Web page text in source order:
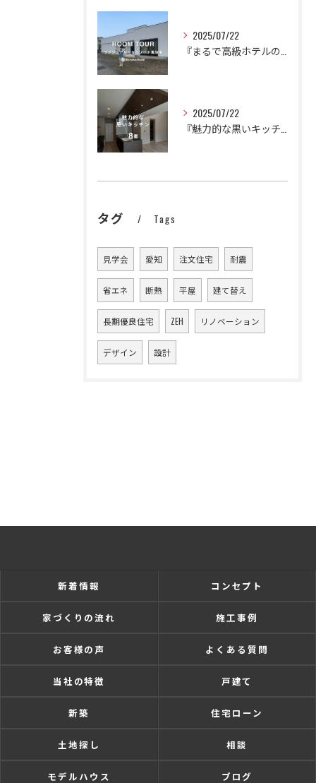
2025/07/22
『まるで高級ホテルのように。
2025/07/22
『魅力的な黒いキッチン🍳🍽️』
タグ Tags
見学会 愛知 注文住宅 耐震
省エネ 断熱 平屋 建て替え
長期優良住宅 ZEH リノベーション
デザイン 設計
新着情報 コンセプト
家づくりの流れ 施工事例
お客様の声 よくある質問
当社の特徴 戸建て
新築 住宅ローン
土地探し 相談
モデルハウス ブログ